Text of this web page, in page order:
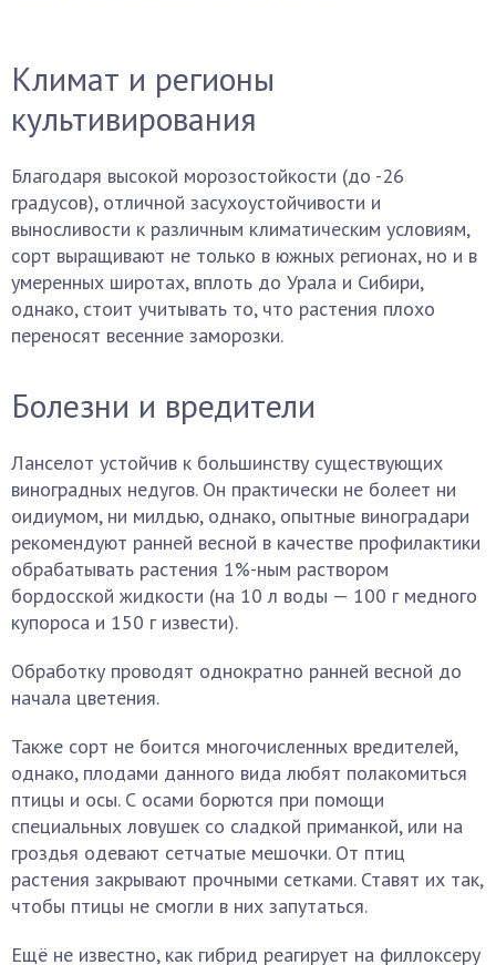
Климат и регионы
культивирования
Благодаря высокой морозостойкости (до -26
градусов), отличной засухоустойчивости и
выносливости к различным климатическим условиям,
сорт выращивают не только в южных регионах, но и в
умеренных широтах, вплоть до Урала и Сибири,
однако, стоит учитывать то, что растения плохо
переносят весенние заморозки.
Болезни и вредители
Ланселот устойчив к большинству существующих
виноградных недугов. Он практически не болеет ни
оидиумом, ни милдью, однако, опытные виноградари
рекомендуют ранней весной в качестве профилактики
обрабатывать растения 1%-ным раствором
бордосской жидкости (на 10 л воды — 100 г медного
купороса и 150 г извести).
Обработку проводят однократно ранней весной до
начала цветения.
Также сорт не боится многочисленных вредителей,
однако, плодами данного вида любят полакомиться
птицы и осы. С осами борются при помощи
специальных ловушек со сладкой приманкой, или на
гроздья одевают сетчатые мешочки. От птиц
растения закрывают прочными сетками. Ставят их так,
чтобы птицы не смогли в них запутаться.
Ещё не известно, как гибрид реагирует на филлоксеру